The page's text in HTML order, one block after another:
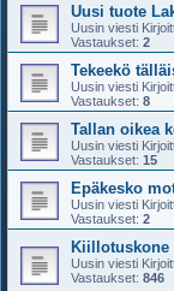
Uusi tuote
Uusin viesti
Vastaukset: 2
Tekeekö
Uusin viesti
Vastaukset: 8
Tallan oikea
Uusin viesti
Vastaukset: 15
Epäkesko
Uusin viesti
Vastaukset: 2
Kiillotuskone
Uusin viesti
Vastaukset: 846